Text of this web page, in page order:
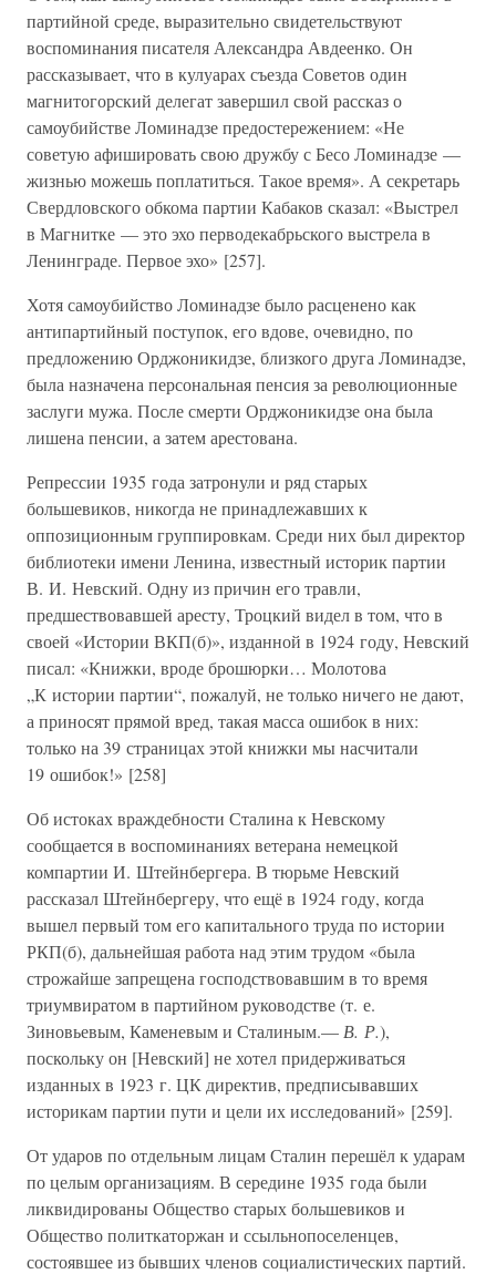
партийной среде, выразительно свидетельствуют
воспоминания писателя Александра Авдеенко. Он
рассказывает, что в кулуарах съезда Советов один
магнитогорский делегат завершил свой рассказ о
самоубийстве Ломинадзе предостережением: «Не
советую афишировать свою дружбу с Бесо Ломинадзе —
жизнью можешь поплатиться. Такое время». А секретарь
Свердловского обкома партии Кабаков сказал: «Выстрел
в Магнитке — это эхо перводекабрьского выстрела в
Ленинграде. Первое эхо» [257].
Хотя самоубийство Ломинадзе было расценено как
антипартийный поступок, его вдове, очевидно, по
предложению Орджоникидзе, близкого друга Ломинадзе,
была назначена персональная пенсия за революционные
заслуги мужа. После смерти Орджоникидзе она была
лишена пенсии, а затем арестована.
Репрессии 1935 года затронули и ряд старых
большевиков, никогда не принадлежавших к
оппозиционным группировкам. Среди них был директор
библиотеки имени Ленина, известный историк партии
В. И. Невский. Одну из причин его травли,
предшествовавшей аресту, Троцкий видел в том, что в
своей «Истории ВКП(б)», изданной в 1924 году, Невский
писал: «Книжки, вроде брошюрки… Молотова
„К истории партии“, пожалуй, не только ничего не дают,
а приносят прямой вред, такая масса ошибок в них:
только на 39 страницах этой книжки мы насчитали
19 ошибок!» [258]
Об истоках враждебности Сталина к Невскому
сообщается в воспоминаниях ветерана немецкой
компартии И. Штейнбергера. В тюрьме Невский
рассказал Штейнбергеру, что ещё в 1924 году, когда
вышел первый том его капитального труда по истории
РКП(б), дальнейшая работа над этим трудом «была
строжайше запрещена господствовавшим в то время
триумвиратом в партийном руководстве (т. е.
Зиновьевым, Каменевым и Сталиным.— В. Р.),
поскольку он [Невский] не хотел придерживаться
изданных в 1923 г. ЦК директив, предписывавших
историкам партии пути и цели их исследований» [259].
От ударов по отдельным лицам Сталин перешёл к ударам
по целым организациям. В середине 1935 года были
ликвидированы Общество старых большевиков и
Общество политкаторжан и ссыльнопоселенцев,
состоявшее из бывших членов социалистических партий.